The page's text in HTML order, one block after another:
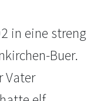
in eine streng
Buer.
Vater